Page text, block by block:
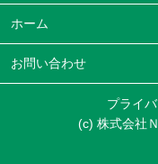
ホーム
お問い合わせ
プライ
(c) 株式会社